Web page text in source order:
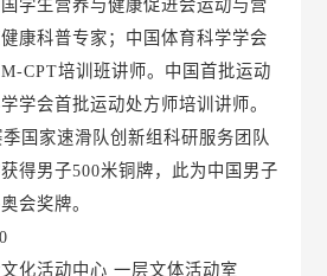
学生营养与健康促进会运动与营
康科普专家；中国体育科学学会
CPT培训班讲师。中国首批运动
学会首批运动处方师培训讲师。
国家速滑队创新组科研服务团队
得男子500米铜牌，此为中国男子
会奖牌。
化活动中心 一层文体活动室